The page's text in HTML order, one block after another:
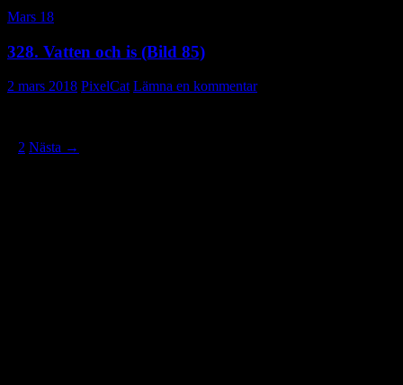
Mars 18
328. Vatten och is (Bild 85)
2 mars 2018 PixelCat Lämna en kommentar
Inläggsnavigering
2 Nästa →